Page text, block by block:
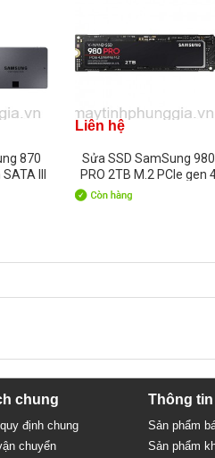
870
III
Liên hệ
Sửa SSD SamSung 980
PRO 2TB M.2 PCIe gen
NVMe
chung
định chung
chuyển
Thông
Sản phẩm
Sản phẩm